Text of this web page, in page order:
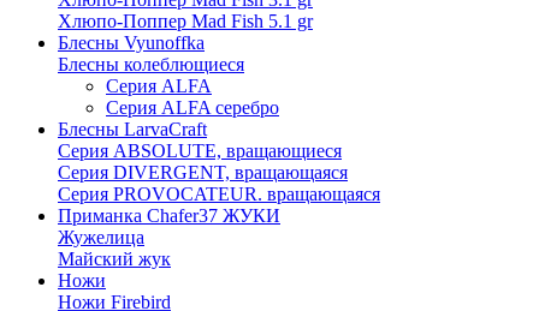
Хлюпо-Поппер Mad Fish 5.1 gr
Блесны Vyunoffka
Блесны колеблющиеся
Серия ALFA
Серия ALFA серебро
Блесны LarvaCraft
Серия ABSOLUTE, вращающиеся
Серия DIVERGENT, вращающаяся
Серия PROVOCATEUR. вращающаяся
Приманка Chafer37 ЖУКИ
Жужелица
Майский жук
Ножи
Ножи Firebird